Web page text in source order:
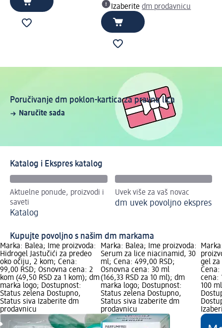
Izaberitedm prodavnicu
Poručivanje dm poklon-kartica za pravna lica
Naručite sada
Katalog i Ekspres katalog
Aktuelne ponude, proizvodi i
saveti
Katalog
Uvek više za vaš novac
dm uvek povoljno ekspres
Kupujte povoljno s našim dm markama
Marka: Balea; Ime proizvoda:
Hidrogel Jastučići za predeo
oko očiju, 2 kom; Cena:
99,00 RSD; Osnovna cena: 2
kom (49,50 RSD za 1 kom); dm
marka logo; Dostupnost:
Status zelena Dostupno,
Status siva Izaberite dm
prodavnicu
Marka: Balea; Ime proizvoda:
Serum za lice niacinamid, 30
ml; Cena: 499,00 RSD;
Osnovna cena: 30 ml
(166,33 RSD za 10 ml); dm
marka logo; Dostupnost:
Status zelena Dostupno,
Status siva Izaberite dm
prodavnicu
gel
Cena:
cena:
100